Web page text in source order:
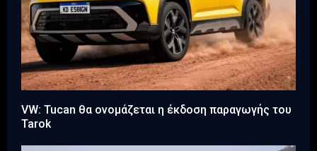
VW: Tucan θα ονομάζεται η έκδοση παραγωγής του
Tarok